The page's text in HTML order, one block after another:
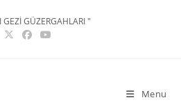
GEZİ GÜZERGAHLARI "
Menu